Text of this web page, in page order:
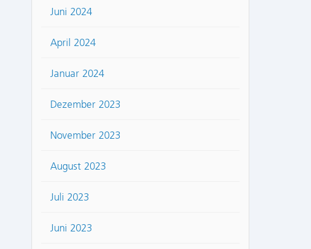
Juni 2024
April 2024
Januar 2024
Dezember 2023
November 2023
August 2023
Juli 2023
Juni 2023